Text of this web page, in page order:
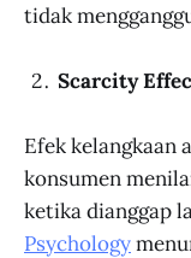
tidak
Scarcity
Efek kelangkaan
konsumen
ketika dianggap
Psychology